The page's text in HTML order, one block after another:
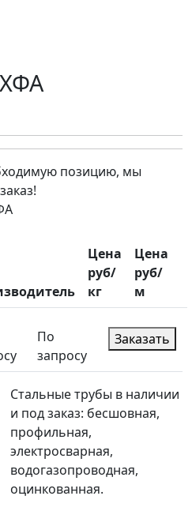
позицию, мы
Цена
руб/
кг
Цена
руб/
м
По
запросу
Заказать
Стальные трубы в наличии
и под заказ: бесшовная,
профильная,
электросварная,
водогазопроводная,
оцинкованная.